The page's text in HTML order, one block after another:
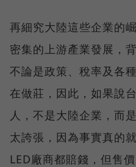
再細究大陸這些企業的
密集的上游產業發展，
不論是政策、稅率及各
在做莊，因此，如果說
人，不是大陸企業，而
太誇張，因為事實真的
LED廠商都賠錢，但售